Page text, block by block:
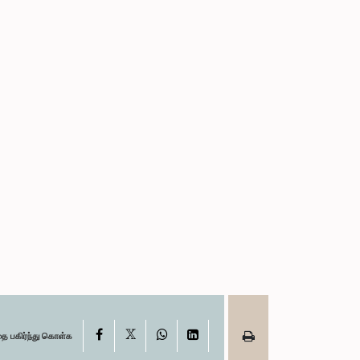
பகிர்ந்து கொள்க Facebook WhatsAppLinkedIn